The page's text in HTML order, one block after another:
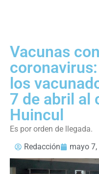
Vacunas
los
7 de abril al
Huincul
Es por orden de llegada.
Redacción
mayo 7,